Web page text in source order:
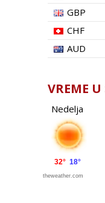
GBP
CHF
AUD
VREME
Nedelja